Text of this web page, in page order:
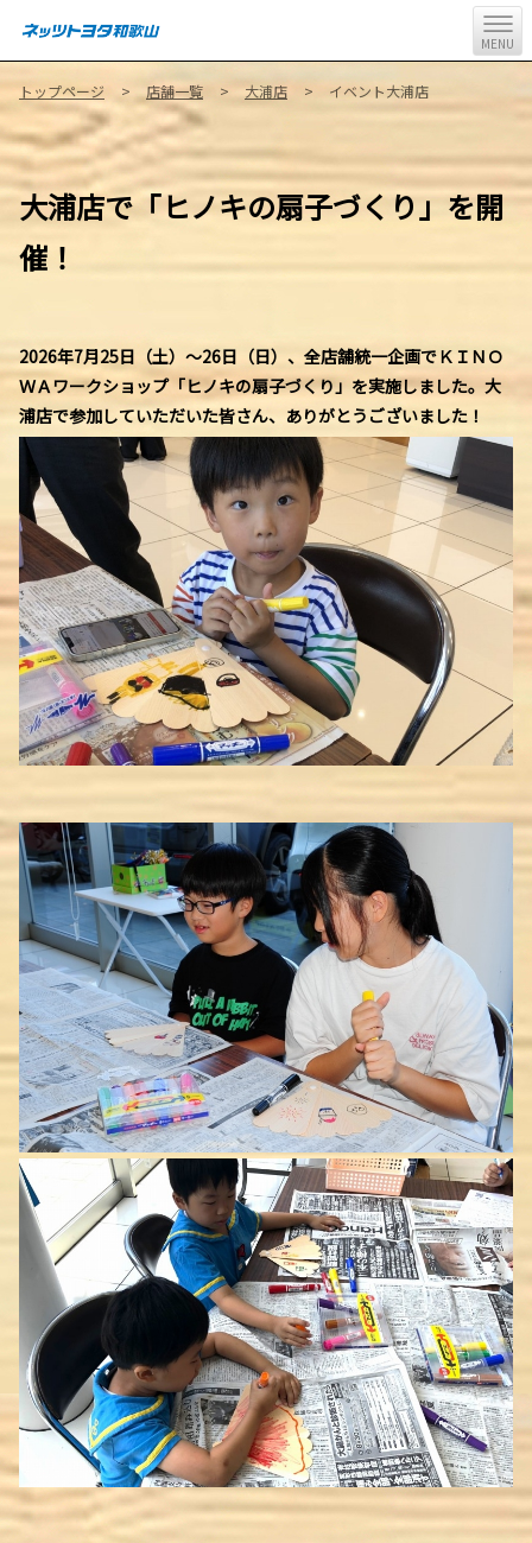
MENU
トップページ 店舗一覧 大浦店 イベント大浦店
大浦店で「ヒノキの扇子づくり」を開
催！
2026年7月25日（土）～26日（日）、全店舗統一企画でＫＩＮＯ
ＷＡワークショップ「ヒノキの扇子づくり」を実施しました。大
浦店で参加していただいた皆さん、ありがとうございました！